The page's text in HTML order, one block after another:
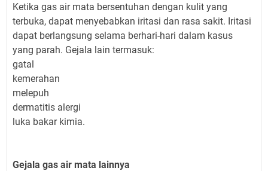
Ketika gas air mata bersentuhan dengan kulit yang
terbuka, dapat menyebabkan iritasi dan rasa sakit. Iritasi
dapat berlangsung selama berhari-hari dalam kasus
yang parah. Gejala lain termasuk:
gatal
kemerahan
melepuh
dermatitis alergi
luka bakar kimia.
Gejala gas air mata lainnya